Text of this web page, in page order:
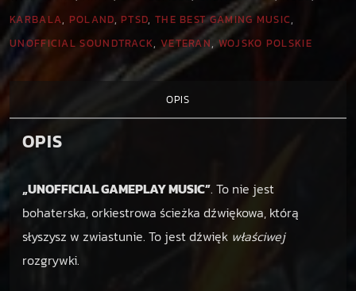
a
-
K
a
r
E
KARBALA, POLAND,PTSD, THE BEST GAMING MUSIC,
UNOFFICIAL SOUNDTRACK, VETERAN,WOJSKO POLSKIE
OPIS
OPIS
„UNOFFICIAL GAMEPLAY MUSIC”. To nie jest
bohaterska, orkiestrowa ścieżka dźwiękowa, którą
słyszysz w zwiastunie. To jest dźwięk właściwej
rozgrywki.